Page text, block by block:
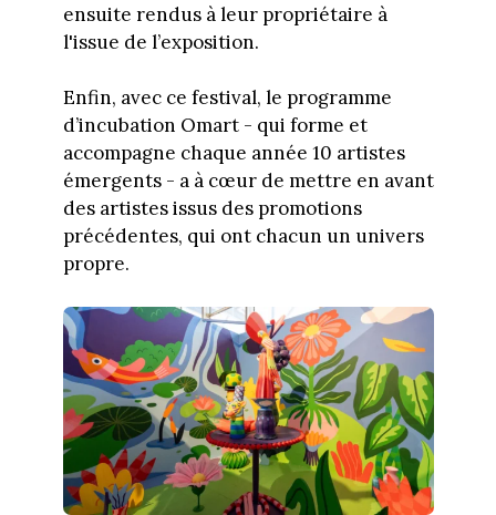
ensuite rendus à leur propriétaire à
l'issue de l’exposition.
Enfin, avec ce festival, le programme
d’incubation Omart - qui forme et
accompagne chaque année 10 artistes
émergents - a à cœur de mettre en avant
des artistes issus des promotions
précédentes, qui ont chacun un univers
propre.